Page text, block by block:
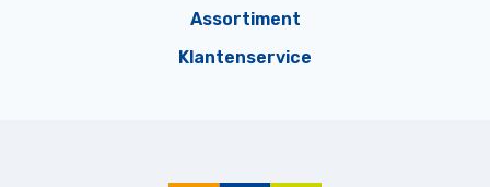
Assortiment
Klantenservice